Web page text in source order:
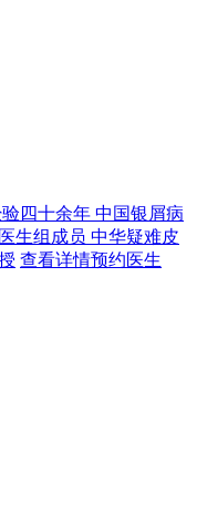
四十余年 中国银屑病
生组成员 中华疑难皮
查看详情预约医生